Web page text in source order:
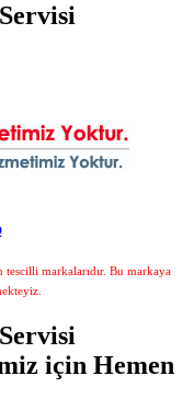
markalarıdır. Bu markaya
için Hemen